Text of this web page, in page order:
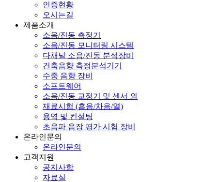
인증현황
오시는길
제품소개
소음/진동 측정기
소음/진동 모니터링 시스템
다채널 소음/진동 분석장비
건축음향 측정분석기기
수중 음향 장비
소프트웨어
소음/진동 교정기 및 센서 외
재료시험 (흡음/차음/열)
용역 및 컨설팅
초음파 음장 평가 시험 장비
온라인문의
온라인문의
고객지원
공지사항
자료실